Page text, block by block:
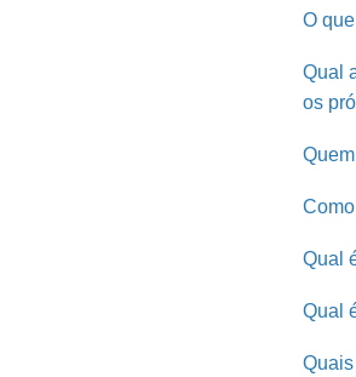
O
Qual
os
Qual
Qual